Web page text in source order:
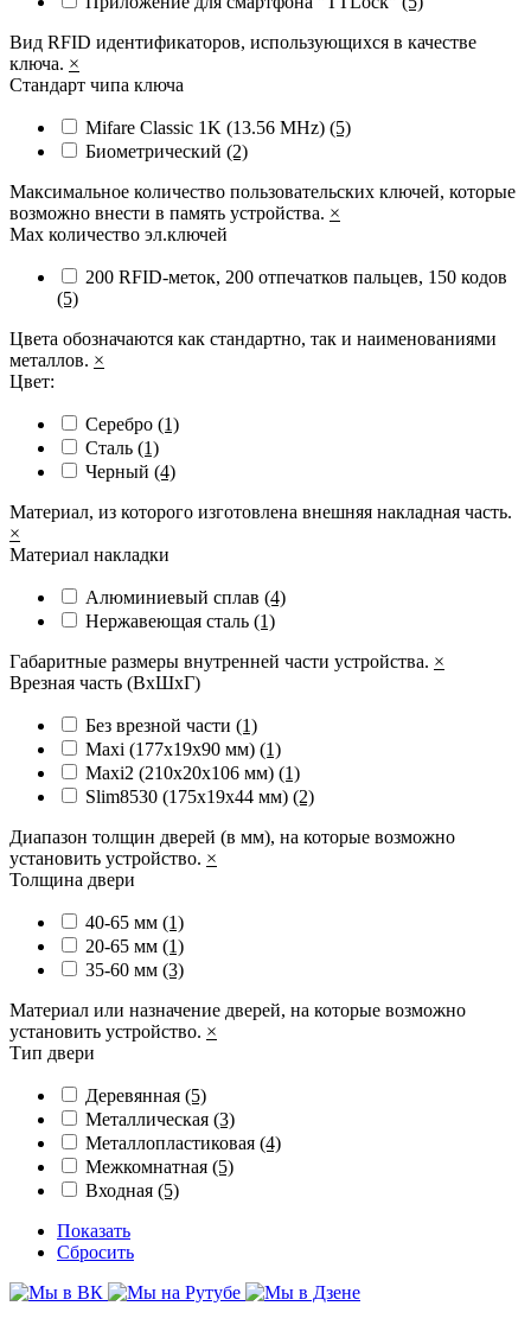
Вид RFID идентификаторов, использующихся в качестве
ключа. ×
Стандарт чипа ключа
Mifare Classic 1K (13.56 MHz) (5)
Биометрический (2)
Максимальное количество пользовательских ключей, которые
возможно внести в память устройства. ×
Max количество эл.ключей
200 RFID-меток, 200 отпечатков пальцев, 150 кодов
(5)
Цвета обозначаются как стандартно, так и наименованиями
металлов. ×
Цвет:
Серебро (1)
Сталь (1)
Черный (4)
Материал, из которого изготовлена внешняя накладная часть.
×
Материал накладки
Алюминиевый сплав (4)
Нержавеющая сталь (1)
Габаритные размеры внутренней части устройства. ×
Врезная часть (ВхШхГ)
Без врезной части (1)
Maxi (177х19х90 мм) (1)
Maxi2 (210х20х106 мм) (1)
Slim8530 (175x19x44 мм) (2)
Диапазон толщин дверей (в мм), на которые возможно
установить устройство. ×
Толщина двери
40-65 мм (1)
20-65 мм (1)
35-60 мм (3)
Материал или назначение дверей, на которые возможно
установить устройство. ×
Тип двери
Деревянная (5)
Металлическая (3)
Металлопластиковая (4)
Межкомнатная (5)
Входная (5)
Показать
Сбросить